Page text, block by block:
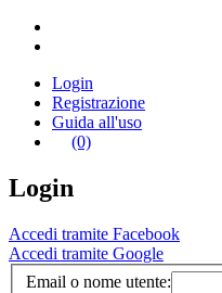
Login
Registrazione
Guida all'uso
(0)
Login
Accedi tramite Facebook
Accedi tramite Google
Email o nome utente: